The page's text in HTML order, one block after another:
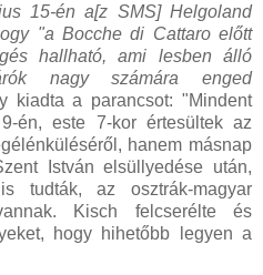
15-én a[z SMS] Helgoland
"a Bocche di Cattaro előtt
hallható, ami lesben álló
nagy számára enged
kiadta a parancsot: "Mindent
én, este 7-kor értesültek az
hanem másnap
István elsüllyedése után,
tudták, az osztrák-magyar
Kisch felcserélte és
hogy hihetőbb legyen a